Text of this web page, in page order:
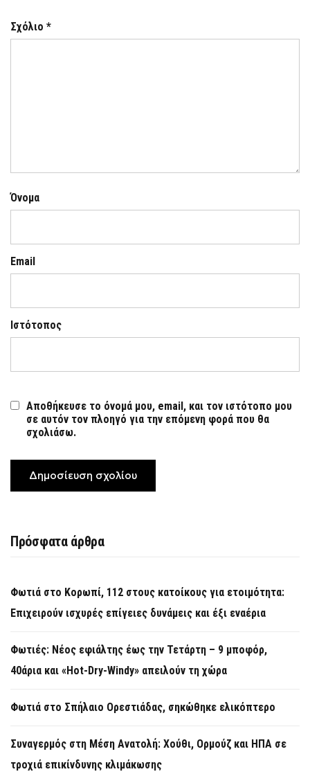
Σχόλιο *
Όνομα
Email
Ιστότοπος
Αποθήκευσε το όνομά μου, email, και τον ιστότοπο μου
σε αυτόν τον πλοηγό για την επόμενη φορά που θα
σχολιάσω.
Πρόσφατα άρθρα
Φωτιά στο Κορωπί, 112 στους κατοίκους για ετοιμότητα:
Επιχειρούν ισχυρές επίγειες δυνάμεις και έξι εναέρια
Φωτιές: Νέος εφιάλτης έως την Τετάρτη – 9 μποφόρ,
40άρια και «Hot-Dry-Windy» απειλούν τη χώρα
Φωτιά στο Σπήλαιο Ορεστιάδας, σηκώθηκε ελικόπτερο
Συναγερμός στη Μέση Ανατολή: Χούθι, Ορμούζ και ΗΠΑ σε
τροχιά επικίνδυνης κλιμάκωσης